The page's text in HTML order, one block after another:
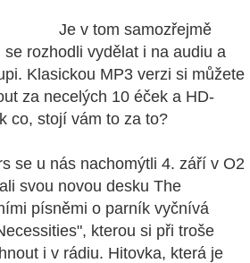
Je v tom samozřejmě
rozhodli vydělat i na audiu a
Klasickou MP3 verzi si můžete
za necelých 10 éček a HD-
co, stojí vám to za to?
se u nás nachomýtli 4. září v O2
svou novou desku The
písněmi o parník vyčnívá
kterou si při troše
i v rádiu. Hitovka, která je